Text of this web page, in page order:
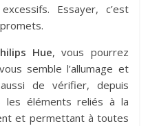
Essayer, c’est
Hue, vous pourrez
semble l’allumage et
de vérifier, depuis
les éléments reliés à la
et permettant à toutes